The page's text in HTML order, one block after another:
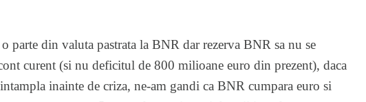
parte din valuta pastrata la BNR dar rezerva BNR sa nu se
curent (si nu deficitul de 800 milioane euro din prezent), daca
inainte de criza, ne-am gandi ca BNR cumpara euro si